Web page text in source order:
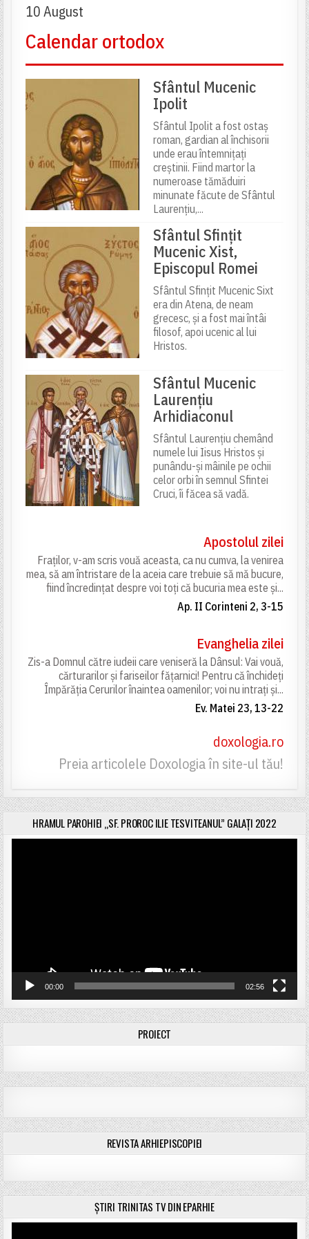
10 August
Calendar ortodox
Sfântul Mucenic
Ipolit
Sfântul Ipolit a fost ostaș
roman, gardian al închisorii
unde erau întemnițați
creștinii. Fiind martor la
numeroase tămăduiri
minunate făcute de Sfântul
Laurențiu,...
Sfântul Sfințit
Mucenic Xist,
Episcopul Romei
Sfântul Sfințit Mucenic Sixt
era din Atena, de neam
grecesc, și a fost mai întâi
filosof, apoi ucenic al lui
Hristos.
Sfântul Mucenic
Laurențiu
Arhidiaconul
Sfântul Laurențiu chemând
numele lui Iisus Hristos și
punându-și mâinile pe ochii
celor orbi în semnul Sfintei
Cruci, îi făcea să vadă.
Apostolul zilei
Fraților, v-am scris vouă aceasta, ca nu cumva, la venirea
mea, să am întristare de la aceia care trebuie să mă bucure,
fiind încredințat despre voi toți că bucuria mea este și...
Ap. II Corinteni 2, 3-15
Evanghelia zilei
Zis-a Domnul către iudeii care veniseră la Dânsul: Vai vouă,
cărturarilor și fariseilor fățarnici! Pentru că închideți
Împărăția Cerurilor înaintea oamenilor; voi nu intrați și...
Ev. Matei 23, 13-22
doxologia.ro
Preia articolele Doxologia în site-ul tău!
HRAMUL PAROHIEI „SF. PROROC ILIE TESVITEANUL” GALAȚI 2022
00:00 02:56
PROIECT
REVISTA ARHIEPISCOPIEI
ȘTIRI TRINITAS TV DIN EPARHIE